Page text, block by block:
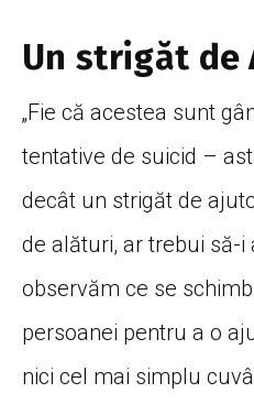
Un strigăt de
„Fie că acestea sunt
tentative de suicid –
decât un strigăt de
de alături, ar trebui să-
observăm ce se
persoanei pentru a o
nici cel mai simplu